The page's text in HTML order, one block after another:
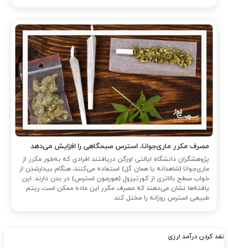
مصرف مکرر ماری‌جوانا، استرس صبحگاهی را افزایش می‌دهد
پژوهشگران دانشگاه ایالتی اورگن دریافتند افرادی که به‌طور مکرر از
ماری‌جوانا (شاهدانه یا همان گل) استفاده می‌کنند، هنگام بیدارشدن از
خواب سطح بالاتری از کورتیزول (هورمون استرس) در بدن دارند. این
یافته‌ها نشان می‌دهند که مصرف مکرر این ماده ممکن است ریتم
طبیعی استرس روزانه را مختل کند.
نقد کردن درآمد ارزی